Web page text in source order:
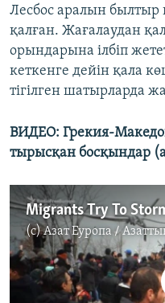
Лесбос аралын былтыр
қалған. Жағалаудан
орындарына ілбіп
кеткенге дейін қала
тігілген шатырларда
ВИДЕО: Грекия-
тырысқан босқындар
(c)Азат Еуропа /
No media